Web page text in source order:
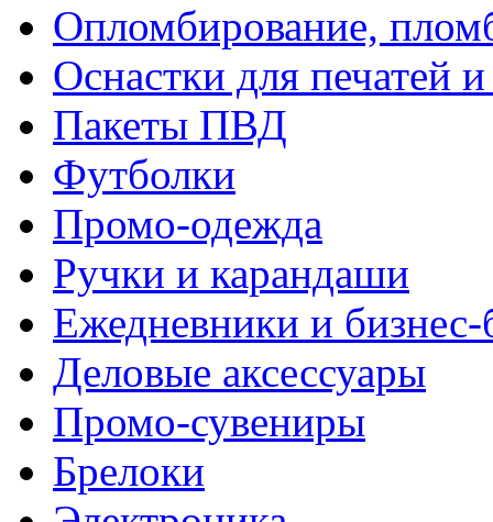
Опломбирование,
Оснастки для печатей
Пакеты ПВД
Футболки
Промо-одежда
Ручки и карандаши
Ежедневники и
Деловые аксессуары
Промо-сувениры
Брелоки